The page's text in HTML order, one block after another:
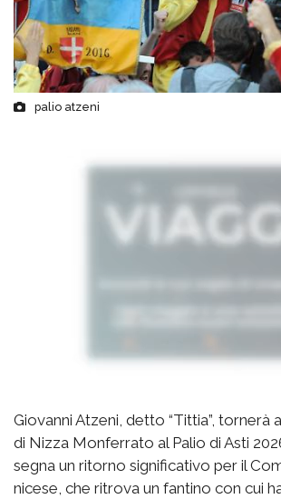
palio atzeni
Giovanni Atzeni, detto “Tittia”, tornerà
di Nizza Monferrato al Palio di Asti
segna un ritorno significativo per il
nicese, che ritrova un fantino con cui